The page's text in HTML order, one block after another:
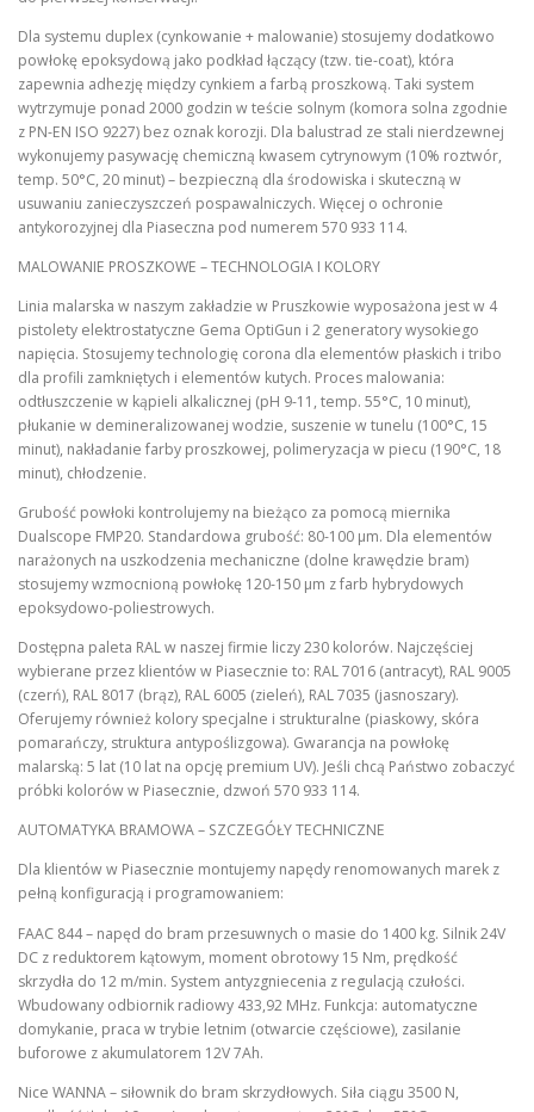
Dla systemu duplex (cynkowanie + malowanie) stosujemy dodatkowo
powłokę epoksydową jako podkład łączący (tzw. tie-coat), która
zapewnia adhezję między cynkiem a farbą proszkową. Taki system
wytrzymuje ponad 2000 godzin w teście solnym (komora solna zgodnie
z PN-EN ISO 9227) bez oznak korozji. Dla balustrad ze stali nierdzewnej
wykonujemy pasywację chemiczną kwasem cytrynowym (10% roztwór,
temp. 50°C, 20 minut) – bezpieczną dla środowiska i skuteczną w
usuwaniu zanieczyszczeń pospawalniczych. Więcej o ochronie
antykorozyjnej dla Piaseczna pod numerem 570 933 114.
MALOWANIE PROSZKOWE – TECHNOLOGIA I KOLORY
Linia malarska w naszym zakładzie w Pruszkowie wyposażona jest w 4
pistolety elektrostatyczne Gema OptiGun i 2 generatory wysokiego
napięcia. Stosujemy technologię corona dla elementów płaskich i tribo
dla profili zamkniętych i elementów kutych. Proces malowania:
odtłuszczenie w kąpieli alkalicznej (pH 9-11, temp. 55°C, 10 minut),
płukanie w demineralizowanej wodzie, suszenie w tunelu (100°C, 15
minut), nakładanie farby proszkowej, polimeryzacja w piecu (190°C, 18
minut), chłodzenie.
Grubość powłoki kontrolujemy na bieżąco za pomocą miernika
Dualscope FMP20. Standardowa grubość: 80-100 µm. Dla elementów
narażonych na uszkodzenia mechaniczne (dolne krawędzie bram)
stosujemy wzmocnioną powłokę 120-150 µm z farb hybrydowych
epoksydowo-poliestrowych.
Dostępna paleta RAL w naszej firmie liczy 230 kolorów. Najczęściej
wybierane przez klientów w Piasecznie to: RAL 7016 (antracyt), RAL 9005
(czerń), RAL 8017 (brąz), RAL 6005 (zieleń), RAL 7035 (jasnoszary).
Oferujemy również kolory specjalne i strukturalne (piaskowy, skóra
pomarańczy, struktura antypoślizgowa). Gwarancja na powłokę
malarską: 5 lat (10 lat na opcję premium UV). Jeśli chcą Państwo zobaczyć
próbki kolorów w Piasecznie, dzwoń 570 933 114.
AUTOMATYKA BRAMOWA – SZCZEGÓŁY TECHNICZNE
Dla klientów w Piasecznie montujemy napędy renomowanych marek z
pełną konfiguracją i programowaniem:
FAAC 844 – napęd do bram przesuwnych o masie do 1400 kg. Silnik 24V
DC z reduktorem kątowym, moment obrotowy 15 Nm, prędkość
skrzydła do 12 m/min. System antyzgniecenia z regulacją czułości.
Wbudowany odbiornik radiowy 433,92 MHz. Funkcja: automatyczne
domykanie, praca w trybie letnim (otwarcie częściowe), zasilanie
buforowe z akumulatorem 12V 7Ah.
Nice WANNA – siłownik do bram skrzydłowych. Siła ciągu 3500 N,